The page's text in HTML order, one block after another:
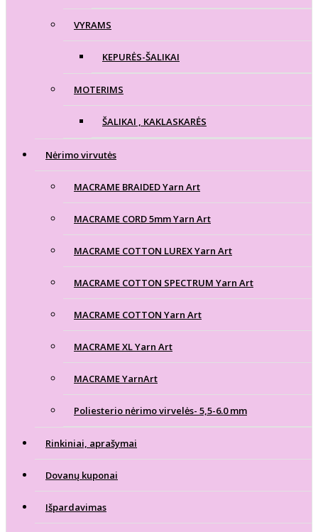
VYRAMS
KEPURĖS-ŠALIKAI
MOTERIMS
ŠALIKAI , KAKLASKARĖS
Nėrimo virvutės
MACRAME BRAIDED Yarn Art
MACRAME CORD 5mm Yarn Art
MACRAME COTTON LUREX Yarn Art
MACRAME COTTON SPECTRUM Yarn Art
MACRAME COTTON Yarn Art
MACRAME XL Yarn Art
MACRAME YarnArt
Poliesterio nėrimo virvelės- 5,5-6.0 mm
Rinkiniai, aprašymai
Dovanų kuponai
Išpardavimas